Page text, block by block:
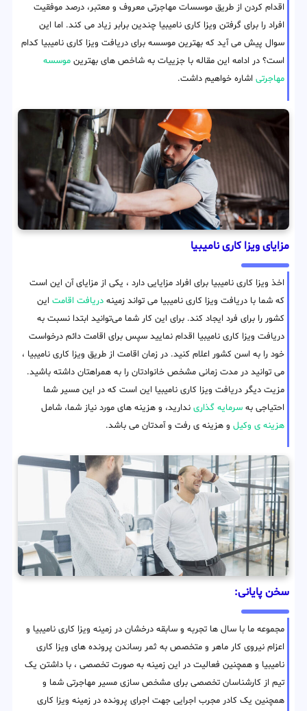
اقدام کردن از طریق موسسات مهاجرتی معروف و معتبر، درصد موفقیت
افراد را برای گرفتن ویزا کاری نامیبیا چندین برابر زیاد می کند. اما این
سوال پیش می آید که بهترین موسسه برای دریافت ویزا کاری نامیبیا کدام
است؟ در ادامه این مقاله با جزییات به شاخص های بهترین موسسه
مهاجرتی اشاره خواهیم داشت.
مزایای ویزا کاری نامیبیا
اخذ ویزا کاری نامیبیا برای افراد مزایایی دارد ، یکی از مزایای آن این است
که شما با دریافت ویزا کاری نامیبیا می تواند زمینه دریافت اقامت این
کشور را برای فرد ایجاد کند. برای این کار شما می‌توانید ابتدا نسبت به
دریافت ویزا کاری نامیبیا اقدام نمایید سپس برای اقامت دائم درخواست
خود را به اسن کشور اعلام کنید. در زمان اقامت از طریق ویزا کاری نامیبیا ،
می توانید در مدت زمانی مشخص خانوادتان را به همراهتان داشته باشید.
مزیت دیگر دریافت ویزا کاری نامیبیا این است که در این مسیر شما
احتیاجی به سرمایه گذاری ندارید، و هزینه های مورد نیاز شما، شامل
هزینه ی وکیل و هزینه ی رفت و آمدتان می باشد.
سخن پایانی:
مجموعه ما با سال ها تجربه و سابقه درخشان در زمینه ویزا کاری نامیبیا و
اعزام نیروی کار ماهر و متخصص به ثمر رساندن پرونده های ویزا کاری
نامیبیا و همچنین فعالیت در این زمینه به صورت تخصصی ، با داشتن یک
تیم از کارشناسان تخصصی برای مشخص سازی مسیر مهاجرتی شما و
همچنین یک کادر مجرب اجرایی جهت اجرای پرونده در زمینه ویزا کاری